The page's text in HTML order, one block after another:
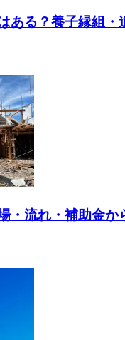
ある？養子縁組
・流れ・補助金